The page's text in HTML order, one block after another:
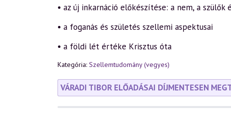
• az új inkarnáció előkészítése: a nem, a szülők
• a foganás és születés szellemi aspektusai
• a földi lét értéke Krisztus óta
Kategória: Szellemtudomány (vegyes)
VÁRADI TIBOR ELŐADÁSAI DÍJMENTESEN